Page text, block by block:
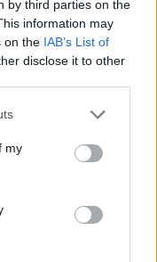
by third parties on the
information may
on the IAB’s List of
disclose it to other
my
Sari di
Iglesias-Tempio